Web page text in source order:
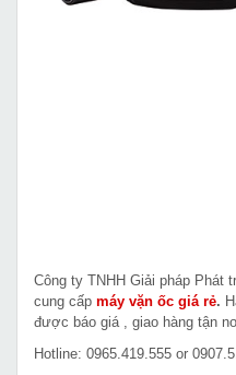
Công ty TNHH Giải pháp Phát
cung cấp máy vặn ốc giá rẻ.
được báo giá , giao hàng tận
Hotline: 0965.419.555 or